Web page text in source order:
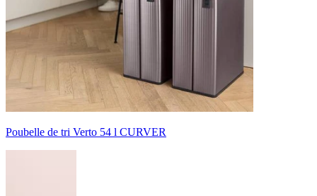
Poubelle de tri Verto 54 l CURVER